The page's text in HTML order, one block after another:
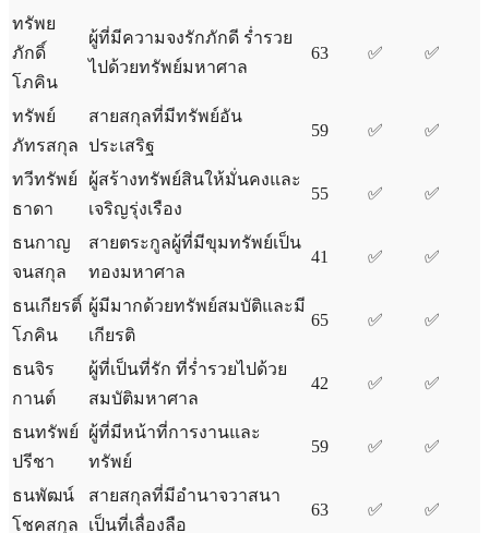
ทรัพย
ภักดิ์
โภคิน
ผู้ที่มีความจงรักภักดี ร่ำรวย
ไปด้วยทรัพย์มหาศาล
63 ✅ ✅
ทรัพย์
ภัทรสกุล
สายสกุลที่มีทรัพย์อัน
ประเสริฐ
59 ✅ ✅
ทวีทรัพย์
ธาดา
ผู้สร้างทรัพย์สินให้มั่นคงและ
เจริญรุ่งเรือง
55 ✅ ✅
ธนกาญ
จนสกุล
สายตระกูลผู้ที่มีขุมทรัพย์เป็น
ทองมหาศาล
41 ✅ ✅
ธนเกียรติ์
โภคิน
ผู้มีมากด้วยทรัพย์สมบัติและมี
เกียรติ
65 ✅ ✅
ธนจิร
กานต์
ผู้ที่เป็นที่รัก ที่ร่ำรวยไปด้วย
สมบัติมหาศาล
42 ✅ ✅
ธนทรัพย์
ปรีชา
ผู้ที่มีหน้าที่การงานและ
ทรัพย์
59 ✅ ✅
ธนพัฒน์
โชคสกุล
สายสกุลที่มีอำนาจวาสนา
เป็นที่เลื่องลือ
63 ✅ ✅